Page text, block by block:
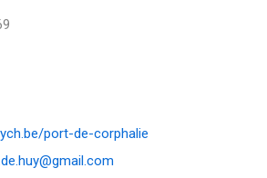
port-de-corphalie